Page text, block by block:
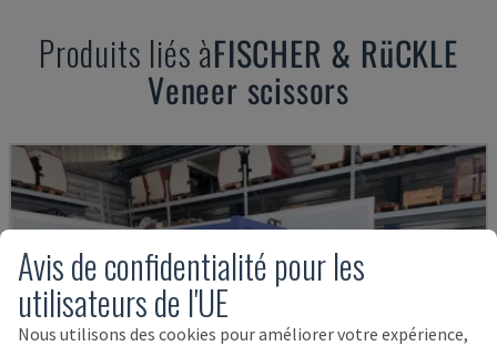
Produits liés àFISCHER & RüCKLE
Veneer scissors
Avis de confidentialité pour les
utilisateurs de l'UE
Nous utilisons des cookies pour améliorer votre expérience,